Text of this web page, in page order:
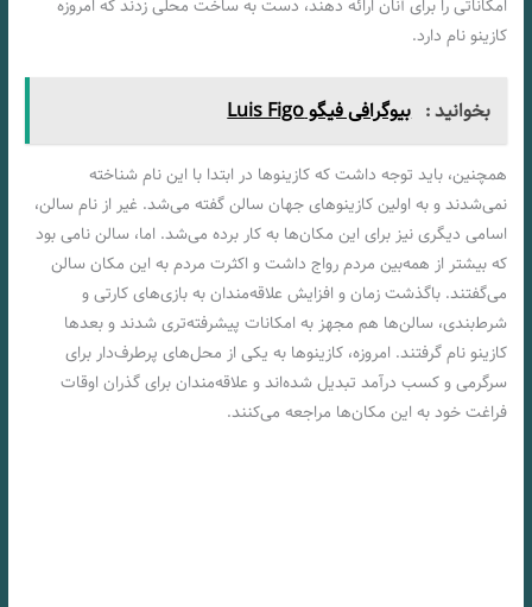
امکاناتی را برای آنان ارائه دهند، دست به ساخت محلی زدند که امروزه
کازینو نام دارد.
بخوانید : بیوگرافی فیگو Luis Figo
همچنین، باید توجه داشت که کازینوها در ابتدا با این نام شناخته
نمی‌شدند و به اولین کازینوهای جهان سالن گفته می‌شد. غیر از نام سالن،
اسامی دیگری نیز برای این مکان‌ها به کار برده می‌شد. اما، سالن نامی بود
که بیشتر از همه‌بین مردم رواج داشت و اکثرت مردم به این مکان سالن
می‌گفتند. باگذشت زمان و افزایش علاقه‌مندان به بازی‌های کارتی و
شرط‌بندی، سالن‌ها هم مجهز به امکانات پیشرفته‌تری شدند و بعدها
کازینو نام گرفتند. امروزه، کازینوها به یکی از محل‌های پرطرف‌دار برای
سرگرمی و کسب درآمد تبدیل شده‌اند و علاقه‌مندان برای گذران اوقات
فراغت خود به این مکان‌ها مراجعه می‌کنند.